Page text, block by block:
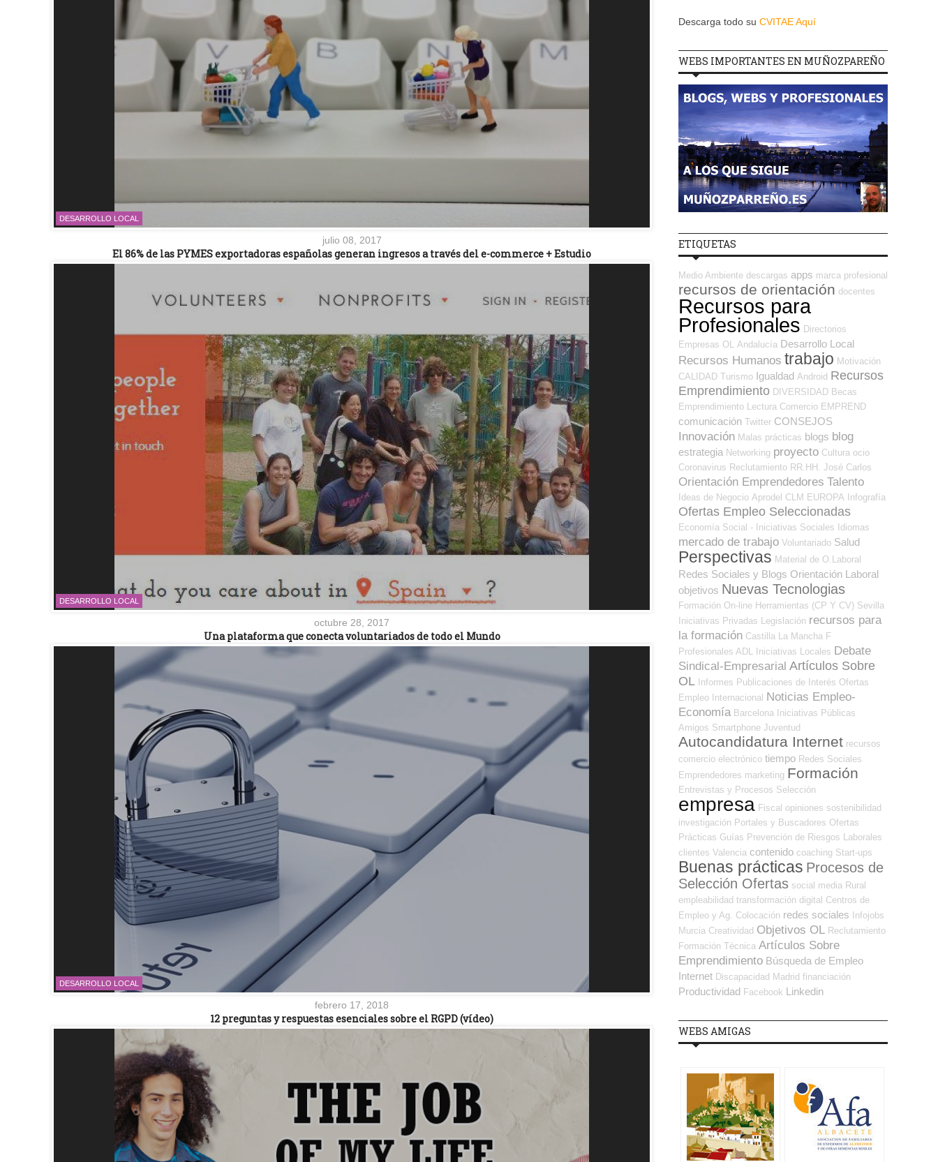
DESARROLLO LOCAL
julio 08, 2017
El 86% de las PYMES exportadoras españolas generan ingresos a través del e-commerce + Estudio
DESARROLLO LOCAL
octubre 28, 2017
Una plataforma que conecta voluntariados de todo el Mundo
DESARROLLO LOCAL
febrero 17, 2018
12 preguntas y respuestas esenciales sobre el RGPD (vídeo)
Descarga todo su CVITAE Aquí
WEBS IMPORTANTES EN MUÑOZPAREÑO
ETIQUETAS
Medio Ambiente descargas apps marca profesional
recursos de orientación docentes
Recursos para
Profesionales Directorios
Empresas OL
Andalucía Desarrollo Local
Recursos Humanos trabajo Motivación
CALIDAD Turismo Igualdad Android Recursos
Emprendimiento DIVERSIDAD Becas
Emprendimiento
Lectura Comercio EMPREND
comunicación Twitter CONSEJOS
Innovación Malas prácticas blogs blog
estrategia Networking proyecto Cultura ocio
Coronavirus Reclutamiento RR.HH. José Carlos
Orientación Emprendedores Talento
Ideas de Negocio Aprodel CLM EUROPA Infografía
Ofertas Empleo Seleccionadas
Economía Social - Iniciativas Sociales Idiomas
mercado de trabajo Voluntariado Salud
Perspectivas Material de O.Laboral
Redes Sociales y Blogs Orientación Laboral
objetivos Nuevas Tecnologias
Formación On-line Herramientas (CP Y CV) Sevilla
Iniciativas Privadas
Legislación recursos para
la formación Castilla La Mancha F
Profesionales ADL
Iniciativas Locales Debate
Sindical-Empresarial Artículos Sobre
OL
Informes Publicaciones de Interés Ofertas
Empleo Internacional Noticias Empleo-
Economía Barcelona
Iniciativas Públicas
Amigos Smartphone Juventud
Autocandidatura Internet recursos
comercio electrónico tiempo Redes Sociales
Emprendedores marketing Formación
Entrevistas y Procesos Selección
empresa Fiscal opiniones sostenibilidad
investigación Portales y Buscadores Ofertas
Prácticas Guías Prevención de Riesgos Laborales
clientes Valencia contenido coaching Start-ups
Buenas prácticas Procesos de
Selección Ofertas social media Rural
empleabilidad transformación digital Centros de
Empleo y Ag. Colocación redes sociales
Infojobs
Murcia Creatividad Objetivos OL Reclutamiento
Formación Técnica Artículos Sobre
Emprendimiento Búsqueda de Empleo
Internet Discapacidad Madrid financiación
Productividad Facebook Linkedin
WEBS AMIGAS